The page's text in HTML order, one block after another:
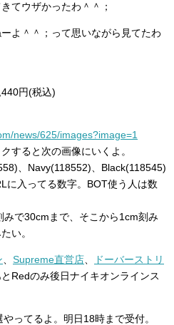
てウザかったわ＾＾；
よ＾＾；って思いながら見てたわ
円(税込)
news/625/images?image=1
すると次の画像にいくよ。
、Navy(118552)、Black(118545)
に入ってる数字。BOT使う人は数
で30cmまで、そこから1cm刻み
い。
Supreme直営店
ドーバーストリ
とRedのみ後日ナイキオンラインス
ってるよ。明日18時まで受付。